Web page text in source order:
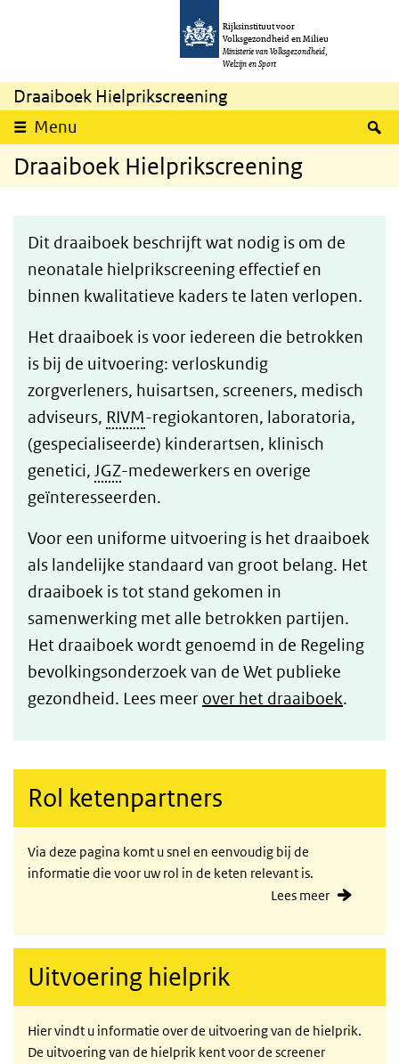
Overslaan en naar de inhoud gaan
Rijksinstituut voor
Volksgezondheid en Milieu
Ministerie van Volksgezondheid,
Welzijn en Sport
Draaiboek Hielprikscreening
Menu
Draaiboek Hielprikscreening
Dit draaiboek beschrijft wat nodig is om de
neonatale hielprikscreening effectief en
binnen kwalitatieve kaders te laten verlopen.
Het draaiboek is voor iedereen die betrokken
is bij de uitvoering: verloskundig
zorgverleners, huisartsen, screeners, medisch
adviseurs, RIVM-regiokantoren, laboratoria,
(gespecialiseerde) kinderartsen, klinisch
genetici, JGZ-medewerkers en overige
geïnteresseerden.
Voor een uniforme uitvoering is het draaiboek
als landelijke standaard van groot belang. Het
draaiboek is tot stand gekomen in
samenwerking met alle betrokken partijen.
Het draaiboek wordt genoemd in de Regeling
bevolkingsonderzoek van de Wet publieke
gezondheid. Lees meer over het draaiboek.
Rol ketenpartners
Via deze pagina komt u snel en eenvoudig bij de
informatie die voor uw rol in de keten relevant is.
Lees meer
Uitvoering hielprik
Hier vindt u informatie over de uitvoering van de hielprik.
De uitvoering van de hielprik kent voor de screener